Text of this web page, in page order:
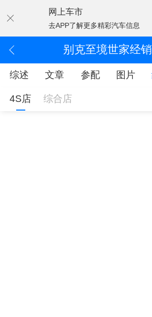
网上车市
去APP了解更多精彩汽车信息
别克至境世家经
综述 文章 参配 图片
4S店 综合店